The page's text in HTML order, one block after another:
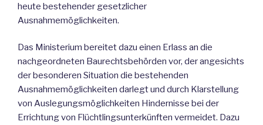
heute bestehender gesetzlicher
Ausnahmemöglichkeiten.
Das Ministerium bereitet dazu einen Erlass an die
nachgeordneten Baurechtsbehörden vor, der angesichts
der besonderen Situation die bestehenden
Ausnahmemöglichkeiten darlegt und durch Klarstellung
von Auslegungsmöglichkeiten Hindernisse bei der
Errichtung von Flüchtlingsunterkünften vermeidet. Dazu